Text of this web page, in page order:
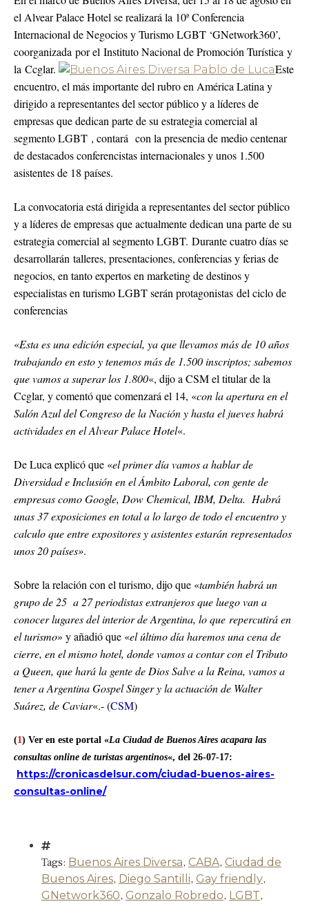
el Alvear Palace Hotel se realizará la 10ª Conferencia
Internacional de Negocios y Turismo LGBT ‘GNetwork360’,
coorganizada por el Instituto Nacional de Promoción Turística y
la Ccglar.
Este
encuentro, el más importante del rubro en América Latina y
dirigido a representantes del sector público y a líderes de
empresas que dedican parte de su estrategia comercial al
segmento LGBT , contará con la presencia de medio centenar
de destacados conferencistas internacionales y unos 1.500
asistentes de 18 países.
La convocatoria está dirigida a representantes del sector público
y a líderes de empresas que actualmente dedican una parte de su
estrategia comercial al segmento LGBT. Durante cuatro días se
desarrollarán talleres, presentaciones, conferencias y ferias de
negocios, en tanto expertos en marketing de destinos y
especialistas en turismo LGBT serán protagonistas del ciclo de
conferencias
«Esta es una edición especial, ya que llevamos más de 10 años
trabajando en esto y tenemos más de 1.500 inscriptos; sabemos
que vamos a superar los 1.800«, dijo a CSM el titular de la
Ccglar, y comentó que comenzará el 14, «con la apertura en el
Salón Azul del Congreso de la Nación y hasta el jueves habrá
actividades en el Alvear Palace Hotel«.
De Luca explicó que «el primer día vamos a hablar de
Diversidad e Inclusión en el Ámbito Laboral, con gente de
empresas como Google, Dow Chemical, IBM, Delta. Habrá
unas 37 exposiciones en total a lo largo de todo el encuentro y
calculo que entre expositores y asistentes estarán representados
unos 20 países».
Sobre la relación con el turismo, dijo que «también habrá un
grupo de 25 a 27 periodistas extranjeros que luego van a
conocer lugares del interior de Argentina, lo que repercutirá en
el turismo» y añadió que «el último día haremos una cena de
cierre, en el mismo hotel, donde vamos a contar con el Tributo
a Queen, que hará la gente de Dios Salve a la Reina, vamos a
tener a Argentina Gospel Singer y la actuación de Walter
Suárez, de Caviar«.- (CSM)
(1) Ver en este portal «La Ciudad de Buenos Aires acapara las
consultas online de turistas argentinos«, del 26-07-17:
https://cronicasdelsur.com/ciudad-buenos-aires-
consultas-online/
Tags: Buenos Aires Diversa, CABA, Ciudad de
Buenos Aires, Diego Santilli, Gay friendly,
GNetwork360, Gonzalo Robredo, LGBT,